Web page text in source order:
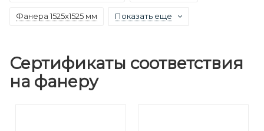
Фанера 1525х1525 мм Показать еще
Сертификаты соответствия
на фанеру